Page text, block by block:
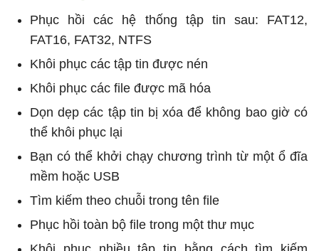
Phục hồi các hệ thống tập tin sau: FAT12,
FAT16, FAT32, NTFS
Khôi phục các tập tin được nén
Khôi phục các file được mã hóa
Dọn dẹp các tập tin bị xóa để không bao giờ có
thể khôi phục lại
Bạn có thể khởi chạy chương trình từ một ổ đĩa
mềm hoặc USB
Tìm kiếm theo chuỗi trong tên file
Phục hồi toàn bộ file trong một thư mục